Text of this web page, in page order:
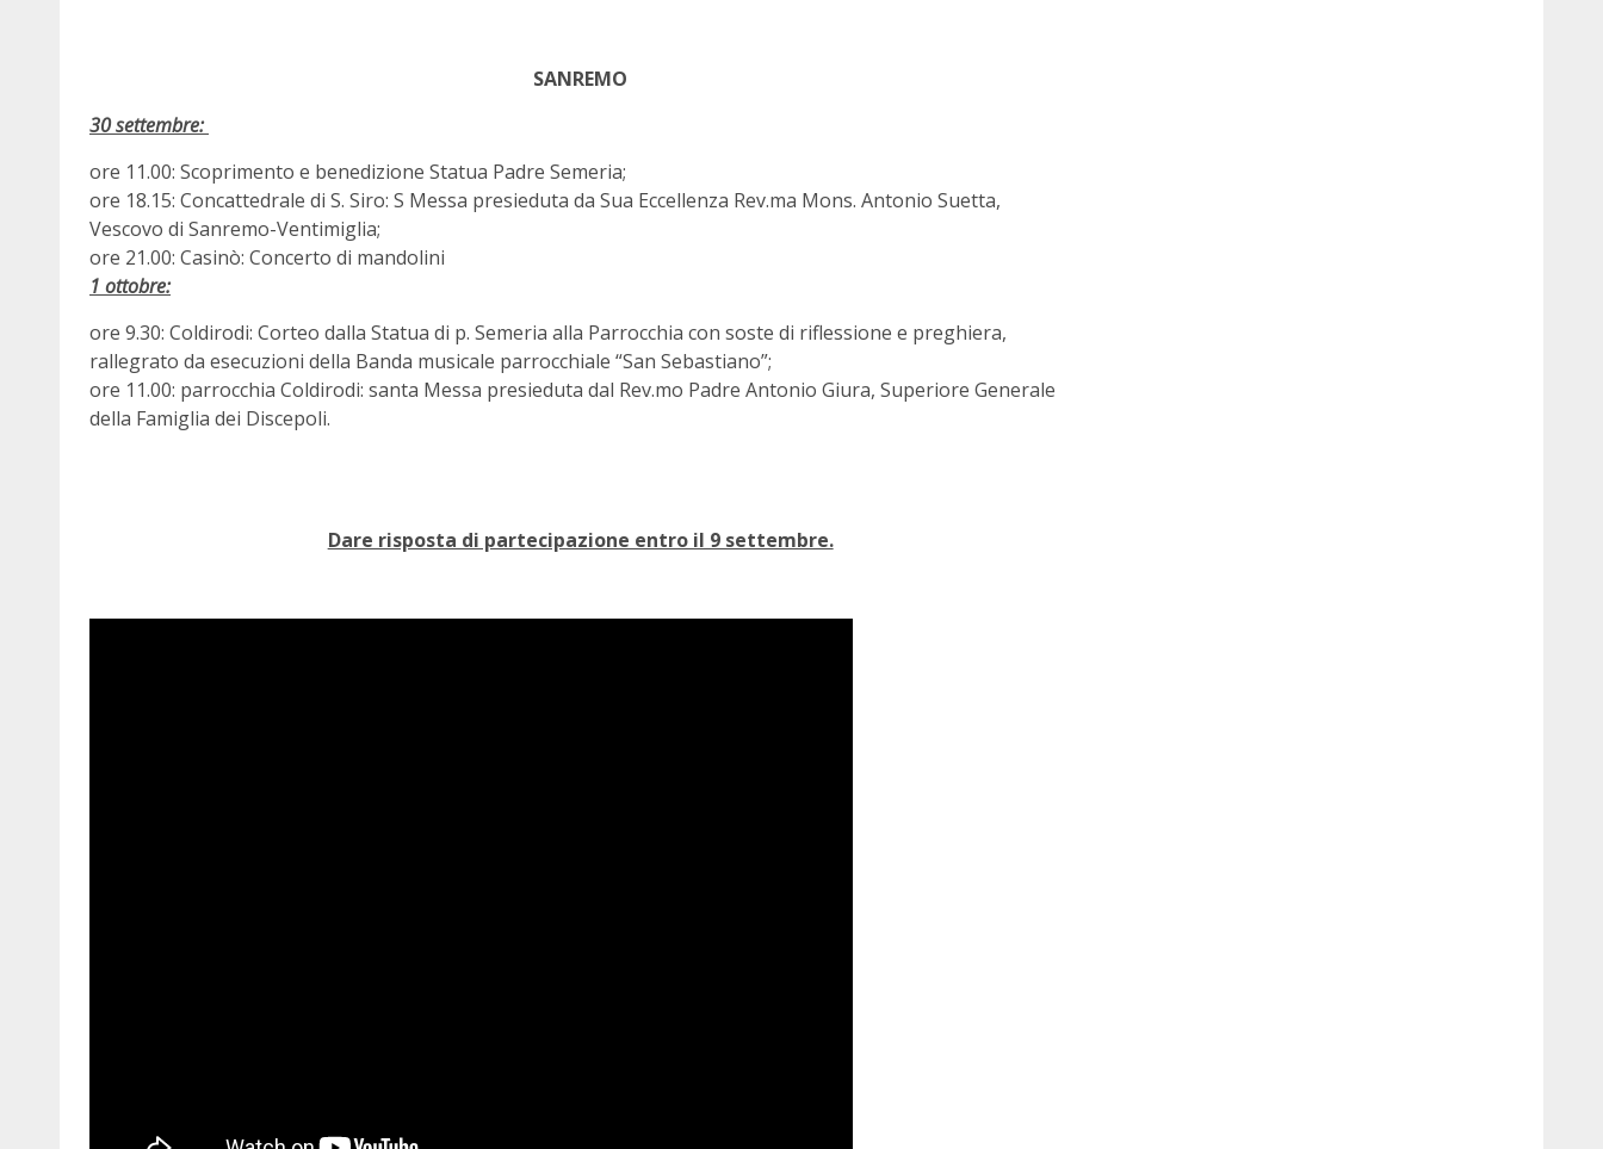
SANREMO
30 settembre:
ore 11.00: Scoprimento e benedizione Statua Padre Semeria;
ore 18.15: Concattedrale di S. Siro: S Messa presieduta da Sua Eccellenza Rev.ma Mons. Antonio Suetta,
Vescovo di Sanremo-Ventimiglia;
ore 21.00: Casinò: Concerto di mandolini
1 ottobre:
ore 9.30: Coldirodi: Corteo dalla Statua di p. Semeria alla Parrocchia con soste di riflessione e preghiera,
rallegrato da esecuzioni della Banda musicale parrocchiale “San Sebastiano”;
ore 11.00: parrocchia Coldirodi: santa Messa presieduta dal Rev.mo Padre Antonio Giura, Superiore Generale
della Famiglia dei Discepoli.
Dare risposta di partecipazione entro il 9 settembre.